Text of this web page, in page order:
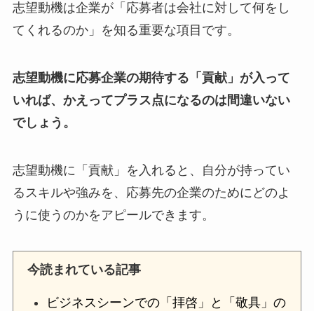
志望動機は企業が「応募者は会社に対して何をし
てくれるのか」を知る重要な項目です。
志望動機に応募企業の期待する「貢献」が入って
いれば、かえってプラス点になるのは間違いない
でしょう。
志望動機に「貢献」を入れると、自分が持ってい
るスキルや強みを、応募先の企業のためにどのよ
うに使うのかをアピールできます。
今読まれている記事
ビジネスシーンでの「拝啓」と「敬具」の